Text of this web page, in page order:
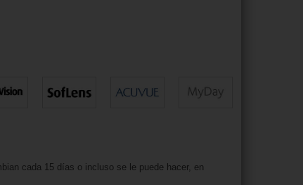
cada 15 días o incluso se le puede hacer, en